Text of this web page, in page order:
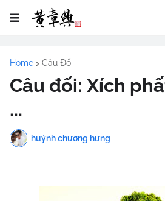
Home Câu Đối
Câu đối: Xích
...
huỳnh chương hưng